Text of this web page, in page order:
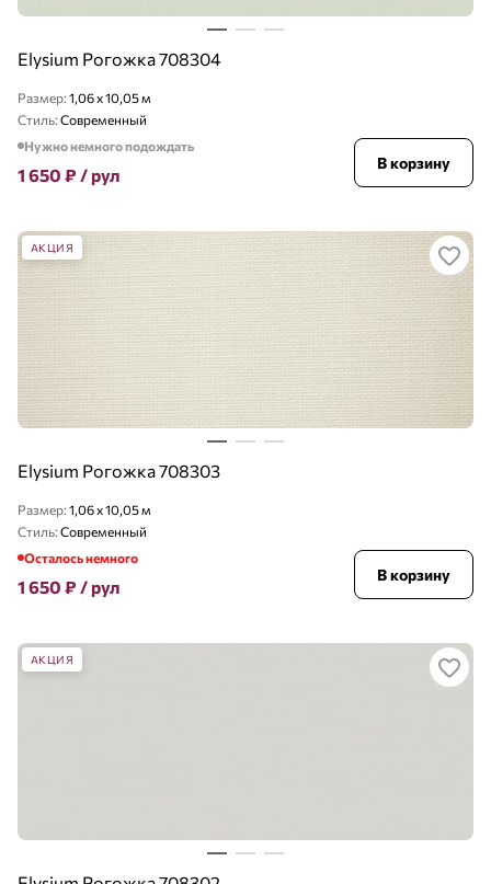
Elysium Рогожка 708304
Размер: 1,06 x 10,05 м
Стиль: Современный
Нужно немного подождать
1 650 ₽ / рул
В корзину
АКЦИЯ
Elysium Рогожка 708303
Размер: 1,06 x 10,05 м
Стиль: Современный
Осталось немного
1 650 ₽ / рул
В корзину
АКЦИЯ